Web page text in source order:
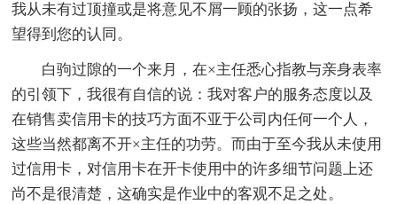
我从未有过顶撞或是将意见不屑一顾的张扬，这一点希
望得到您的认同。
白驹过隙的一个来月，在×主任悉心指教与亲身表率
的引领下，我很有自信的说：我对客户的服务态度以及
在销售卖信用卡的技巧方面不亚于公司内任何一个人，
这些当然都离不开×主任的功劳。而由于至今我从未使用
过信用卡，对信用卡在开卡使用中的许多细节问题上还
尚不是很清楚，这确实是作业中的客观不足之处。